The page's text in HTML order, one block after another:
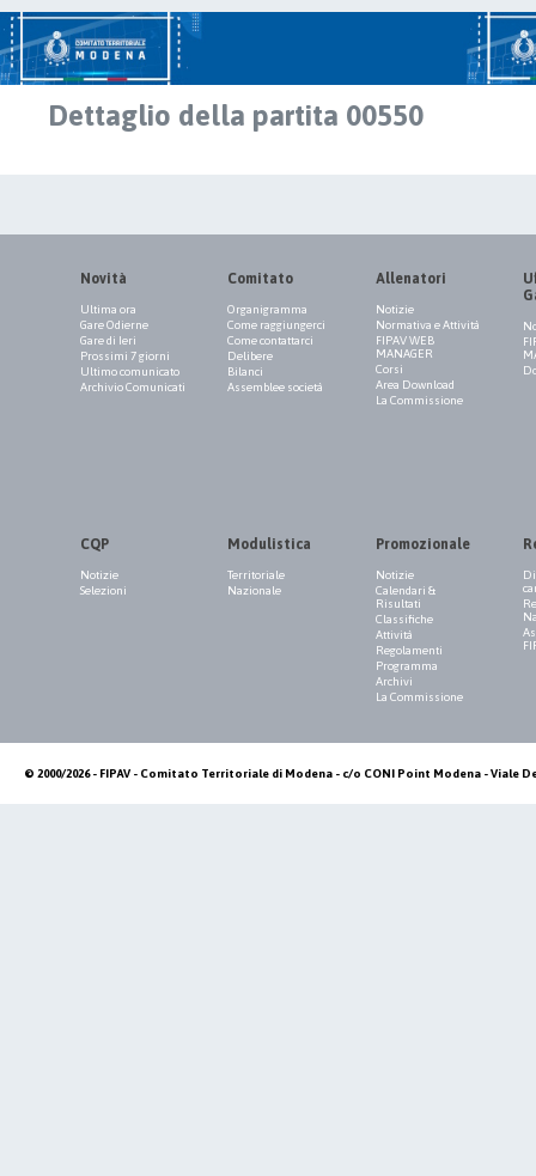
Dettaglio della partita 00550
Novità
Ultima ora
Gare Odierne
Gare di Ieri
Prossimi 7 giorni
Ultimo comunicato
Archivio Comunicati
Comitato
Organigramma
Come raggiungerci
Come contattarci
Delibere
Bilanci
Assemblee società
Allenatori
Notizie
Normativa e Attività
FIPAV WEB
MANAGER
Corsi
Area Download
La Commissione
CQP
Notizie
Selezioni
Modulistica
Territoriale
Nazionale
Promozionale
Notizie
Calendari &
Risultati
Classifiche
Attività
Regolamenti
Programma
Archivi
La Commissione
© 2000/2026 - FIPAV - Comitato Territoriale di Modena - c/o CONI Point Modena - Viale